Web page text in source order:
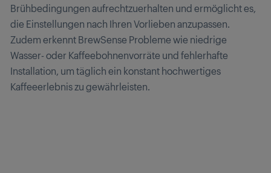
Brühbedingungen aufrechtzuerhalten und ermöglicht es,
die Einstellungen nach Ihren Vorlieben anzupassen.
Zudem erkennt BrewSense Probleme wie niedrige
Wasser- oder Kaffeebohnenvorräte und fehlerhafte
Installation, um täglich ein konstant hochwertiges
Kaffeeerlebnis zu gewährleisten.